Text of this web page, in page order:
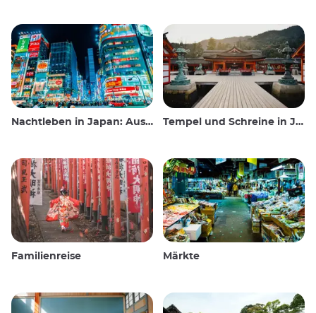
Nachtleben in Japan: Ausgehen, sehen und trinken Tempel und Schreine in Japan
Familienreise Märkte